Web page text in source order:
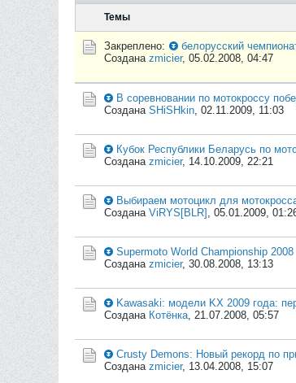
Темы
Закреплено:
белорусский
Создана zmicier, 05.02.2008, 04:47
В соревновании по мотокроссу
Создана SHiSHkin, 02.11.2009, 11:03
Кубок Республики Беларусь по
Создана zmicier, 14.10.2009, 22:21
Выбираем мотоцикл для
Создана ViRYS[BLR] , 05.01.2009,
Supermoto World Championship 2008
Создана zmicier, 30.08.2008, 13:13
Kawasaki: модели KX 2009 года:
Создана Котёнка, 21.07.2008, 05:57
Crusty Demons: Новый рекорд по
Создана zmicier, 13.04.2008, 15:07